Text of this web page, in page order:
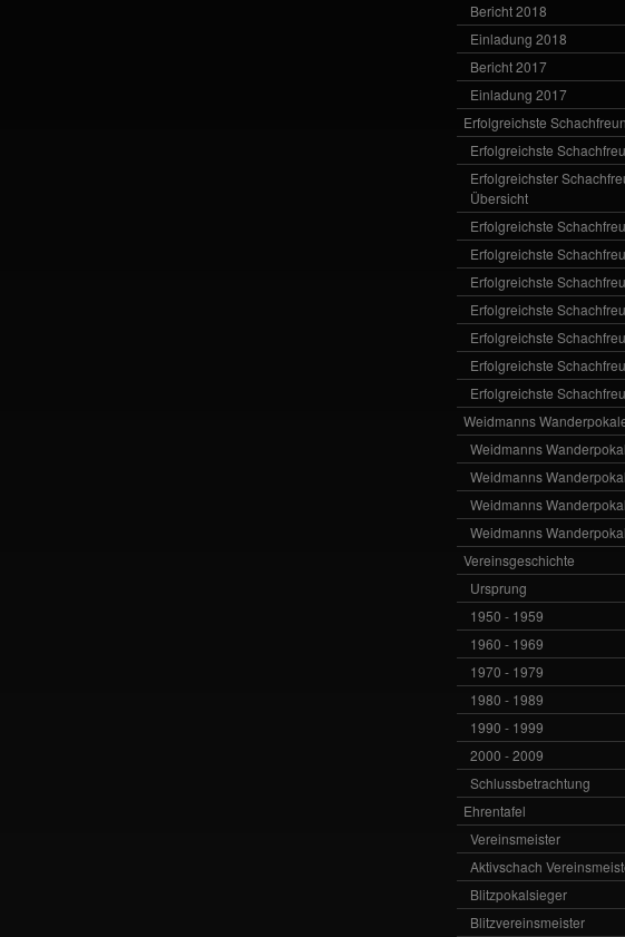
Bericht 2018
Einladung 2018
Bericht 2017
Einladung 2017
Erfolgreichste
Erfolgreichste
Erfolgreichster
Übersicht
Erfolgreichste
Erfolgreichste
Erfolgreichste
Erfolgreichste
Erfolgreichste
Erfolgreichste
Erfolgreichste
Weidmanns
Weidmanns
Weidmanns
Weidmanns
Weidmanns
Vereinsgeschichte
Ursprung
1950 - 1959
1960 - 1969
1970 - 1979
1980 - 1989
1990 - 1999
2000 - 2009
Schlussbetrachtung
Ehrentafel
Vereinsmeister
Aktivschach
Blitzpokalsieger
Blitzvereinsmeister